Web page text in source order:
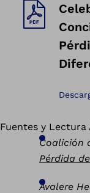
Fuentes y Lectura
Coalición
Pérdida
Avalere